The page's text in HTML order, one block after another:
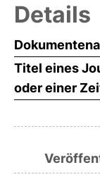
Details
Titel eines
oder einer